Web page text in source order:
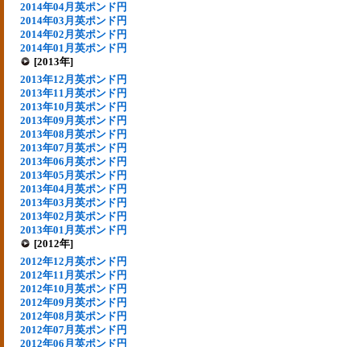
2014年04月英ポンド円
2014年03月英ポンド円
2014年02月英ポンド円
2014年01月英ポンド円
[2013年]
2013年12月英ポンド円
2013年11月英ポンド円
2013年10月英ポンド円
2013年09月英ポンド円
2013年08月英ポンド円
2013年07月英ポンド円
2013年06月英ポンド円
2013年05月英ポンド円
2013年04月英ポンド円
2013年03月英ポンド円
2013年02月英ポンド円
2013年01月英ポンド円
[2012年]
2012年12月英ポンド円
2012年11月英ポンド円
2012年10月英ポンド円
2012年09月英ポンド円
2012年08月英ポンド円
2012年07月英ポンド円
2012年06月英ポンド円